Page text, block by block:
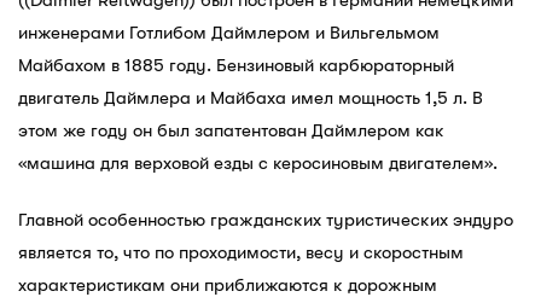
инженерами Готлибом Даймлером и Вильгельмом
Майбахом в 1885 году. Бензиновый карбюраторный
двигатель Даймлера и Майбаха имел мощность 1,5 л. В
этом же году он был запатентован Даймлером как
«машина для верховой езды с керосиновым двигателем».
Главной особенностью гражданских туристических эндуро
является то, что по проходимости, весу и скоростным
характеристикам они приближаются к дорожным